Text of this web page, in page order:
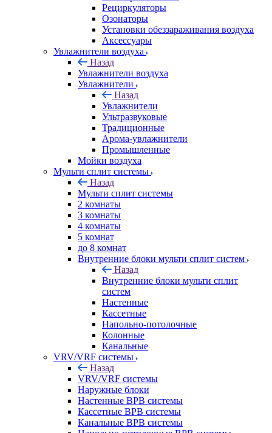
Рециркуляторы
Озонаторы
Установки обеззараживания воздуха
Аксессуары
Увлажнители воздуха
Назад
Увлажнители воздуха
Увлажнители
Назад
Увлажнители
Ультразвуковые
Традиционные
Арома-увлажнители
Промышленные
Мойки воздуха
Мульти сплит системы
Назад
Мульти сплит системы
2 комнаты
3 комнаты
4 комнаты
5 комнат
до 8 комнат
Внутренние блоки мульти сплит систем
Назад
Внутренние блоки мульти сплит
систем
Настенные
Кассетные
Напольно-потолочные
Колонные
Канальные
VRV/VRF системы
Назад
VRV/VRF системы
Наружные блоки
Настенные ВРВ системы
Кассетные ВРВ системы
Канальные ВРВ системы